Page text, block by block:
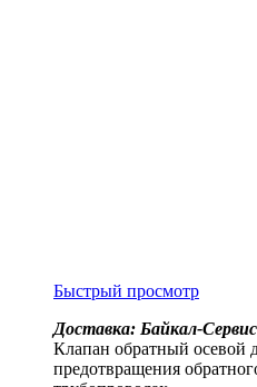
Быстрый просмотр
Доставка: Байкал-
Клапан обратный осевой
предотвращения